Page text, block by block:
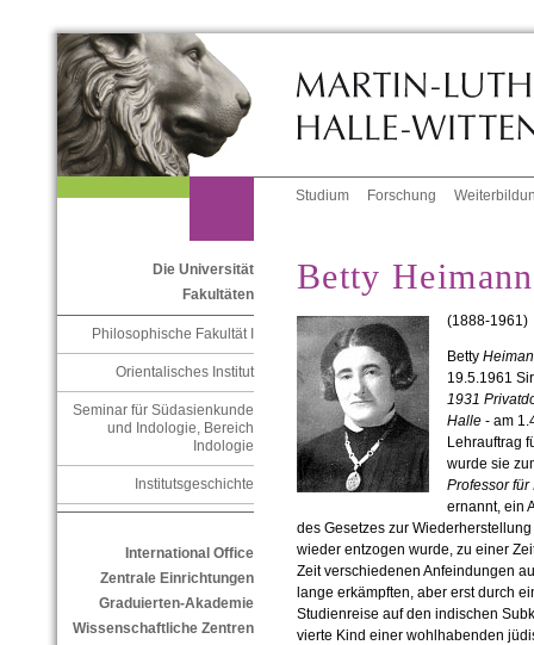
Studium Forschung
Die Universität
Fakultäten
Philosophische Fakultät I
Orientalisches Institut
Seminar für Südasienkunde
und Indologie, Bereich
Indologie
Institutsgeschichte
International Office
Zentrale Einrichtungen
Graduierten-Akademie
Wissenschaftliche Zentren
Betty Heimann
(1888-1961)
Betty
19.5.1961
1931
Halle- am
Lehrauftrag
wurde sie
Professor für
ernannt, ein
des Gesetzes zur
wieder entzogen wurde, zu einer
Zeit verschiedenen Anfeindungen
lange erkämpften, aber erst durch
Studienreise auf den indischen
vierte Kind einer wohlhabenden